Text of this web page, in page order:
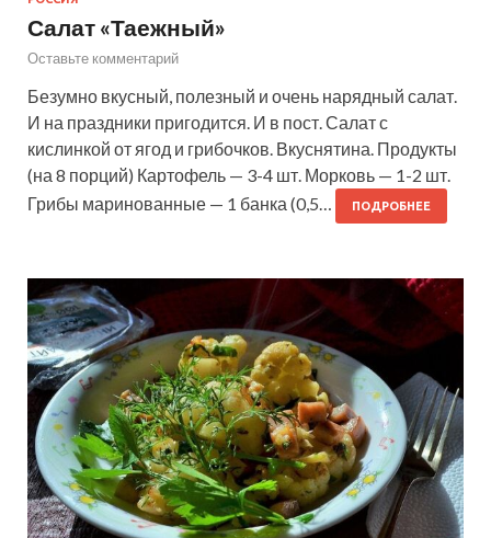
Салат «Таежный»
Оставьте комментарий
Безумно вкусный, полезный и очень нарядный салат.
И на праздники пригодится. И в пост. Салат с
кислинкой от ягод и грибочков. Вкуснятина. Продукты
(на 8 порций) Картофель — 3-4 шт. Морковь — 1-2 шт.
Грибы маринованные — 1 банка (0,5…
ПОДРОБНЕЕ